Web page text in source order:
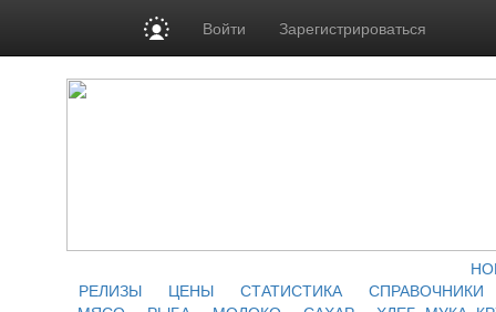
Войти Зарегистрироваться
РЕЛИЗЫ
ЦЕНЫ СТАТИСТИКА
СПРАВОЧНИКИ